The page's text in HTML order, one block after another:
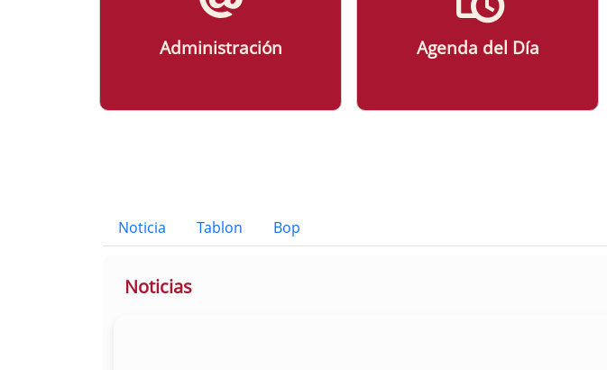
Administración Agenda del Día
Noticia Tablon Bop
Button
Noticias